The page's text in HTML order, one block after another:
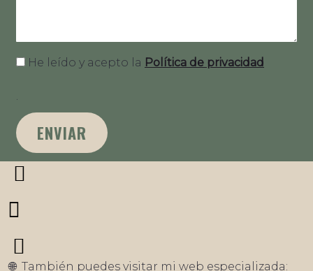
He leído y acepto la Política de privacidad
.
ENVIAR
🌐 También puedes visitar mi web especializada: